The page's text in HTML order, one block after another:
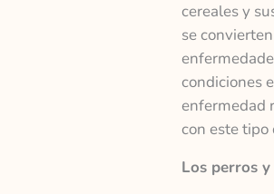
cereales y
se
condiciones
enfermedad
con este
Los perros